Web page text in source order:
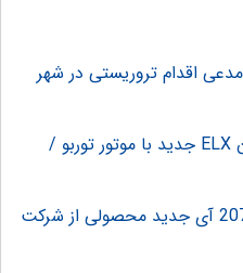
اقدام تروریستی در شهر
معرفی و مشخصات کامل سورن ELX جدید با موتور توربو /
معرفی و مشخصات کامل پژو 207 آی جدید محصولی از شرکت